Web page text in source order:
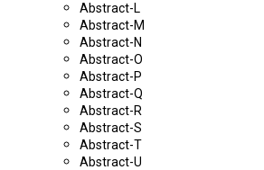
Abstract-L
Abstract-M
Abstract-N
Abstract-O
Abstract-P
Abstract-Q
Abstract-R
Abstract-S
Abstract-T
Abstract-U